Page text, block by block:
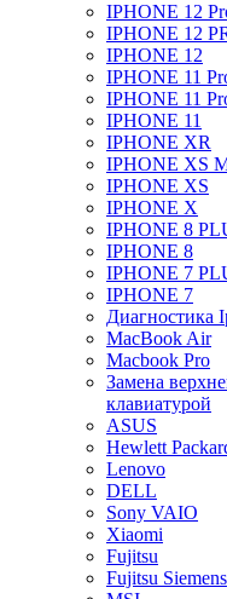
IPHONE 12
IPHONE 12
IPHONE 12
IPHONE 11
IPHONE 11
IPHONE 11
IPHONE XR
IPHONE XS
IPHONE XS
IPHONE X
IPHONE 8
IPHONE 8
IPHONE 7
IPHONE 7
Диагностика
MacBook Air
Macbook Pro
Замена
клавиатурой
ASUS
Hewlett
Lenovo
DELL
Sony VAIO
Xiaomi
Fujitsu
Fujitsu Siemens